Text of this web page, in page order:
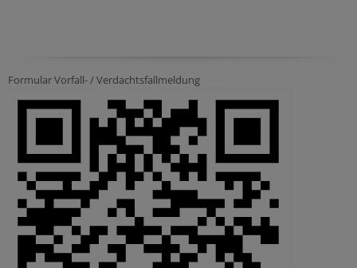
Formular Vorfall- / Verdachtsfallmeldung